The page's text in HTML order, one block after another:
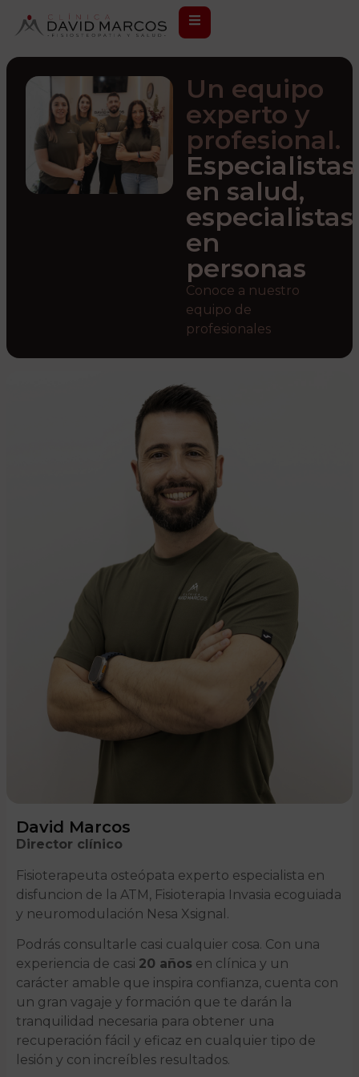
Un equipo
experto y
profesional.
Especialistas
en salud,
especialistas
en
personas
Conoce a nuestro
equipo de
profesionales
David Marcos
Director clínico
Fisioterapeuta osteópata experto especialista en
disfuncion de la ATM, Fisioterapia Invasia ecoguiada
y neuromodulación Nesa Xsignal.
Podrás consultarle casi cualquier cosa. Con una
experiencia de casi 20 años en clínica y un
carácter amable que inspira confianza, cuenta con
un gran vagaje y formación que te darán la
tranquilidad necesaria para obtener una
recuperación fácil y eficaz en cualquier tipo de
lesión y con increíbles resultados.